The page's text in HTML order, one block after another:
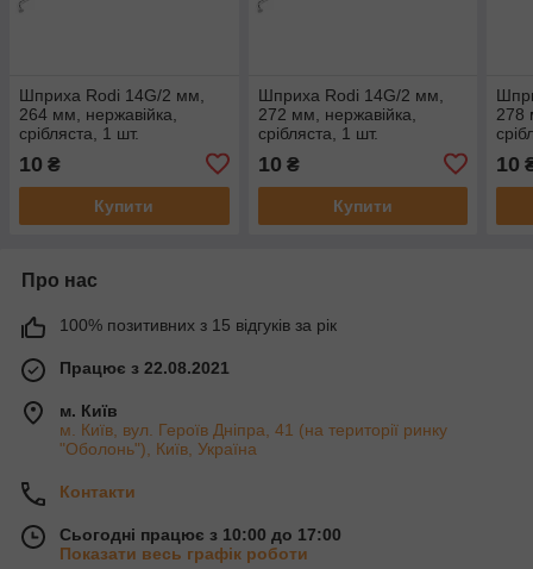
Шприха Rodi 14G/2 мм,
264 мм, нержавійка,
срібляста, 1 шт.
10 ₴
Купити
Шприха Rodi 14G/2 мм,
272 мм, нержавійка,
срібляста, 1 шт.
10 ₴
Купити
278
10
Про нас
100% позитивних з 15 відгуків за рік
Працює з 22.08.2021
м. Київ
м. Київ, вул. Героїв Дніпра, 41 (на території ринку
"Оболонь"), Київ, Україна
Контакти
Сьогодні працює з 10:00 до 17:00
Показати весь графік роботи